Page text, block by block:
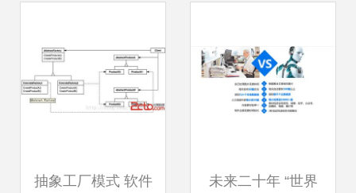
抽象工厂模式 软件 未来二十年 “世界